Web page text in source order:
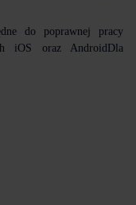
do poprawnej pracy
iOS oraz AndroidDla